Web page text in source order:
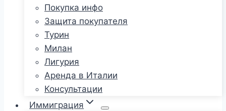
Покупка инфо
Защита покупателя
Турин
Милан
Лигурия
Аренда в Италии
Консультации
Иммиграция